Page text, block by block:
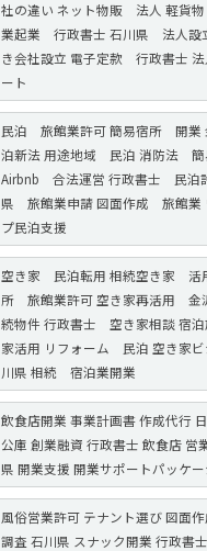
社の違い ネット物販 法人 軽貨
業起業 行政書士 石川県 法人設
き会社設立 電子定款 行政書士 法
ート
民泊 旅館業許可 簡易宿所 開
泊新法 用途地域 民泊 消防法 簡
Airbnb 合法運営 行政書士 民泊
県 旅館業申請 図面作成 旅館業
プ民泊支援
空き家 民泊転用 相続空き家 活
所 旅館業許可 空き家再活用
続物件 行政書士 空き家相談 宿
家活用 リフォーム 民泊 空き家
川県 相続 宿泊業開業
飲食店開業 事業計画書 作成代行
公庫 創業融資 行政書士 飲食店 営
県 開業支援 開業サポートパッケー
風俗営業許可 テナント選び 図面
調査 石川県 スナック開業 行政書